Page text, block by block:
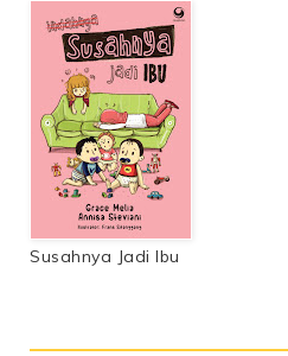
Susahnya Jadi Ibu